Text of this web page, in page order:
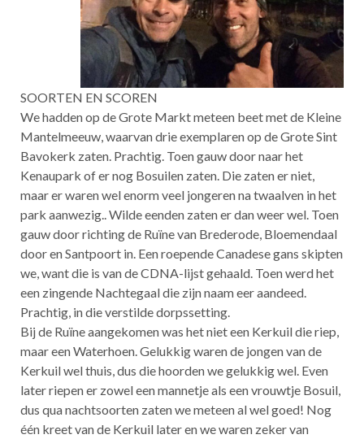
SOORTEN EN SCOREN
We hadden op de Grote Markt meteen beet met de Kleine
Mantelmeeuw, waarvan drie exemplaren op de Grote Sint
Bavokerk zaten. Prachtig. Toen gauw door naar het
Kenaupark of er nog Bosuilen zaten. Die zaten er niet,
maar er waren wel enorm veel jongeren na twaalven in het
park aanwezig.. Wilde eenden zaten er dan weer wel. Toen
gauw door richting de Ruïne van Brederode, Bloemendaal
door en Santpoort in. Een roepende Canadese gans skipten
we, want die is van de CDNA-lijst gehaald. Toen werd het
een zingende Nachtegaal die zijn naam eer aandeed.
Prachtig, in die verstilde dorpssetting.
Bij de Ruïne aangekomen was het niet een Kerkuil die riep,
maar een Waterhoen. Gelukkig waren de jongen van de
Kerkuil wel thuis, dus die hoorden we gelukkig wel. Even
later riepen er zowel een mannetje als een vrouwtje Bosuil,
dus qua nachtsoorten zaten we meteen al wel goed! Nog
één kreet van de Kerkuil later en we waren zeker van